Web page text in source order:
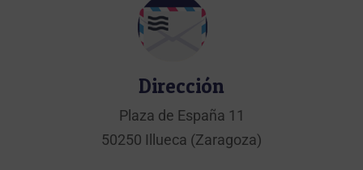
Dirección
Plaza de España 11
50250 Illueca (Zaragoza)